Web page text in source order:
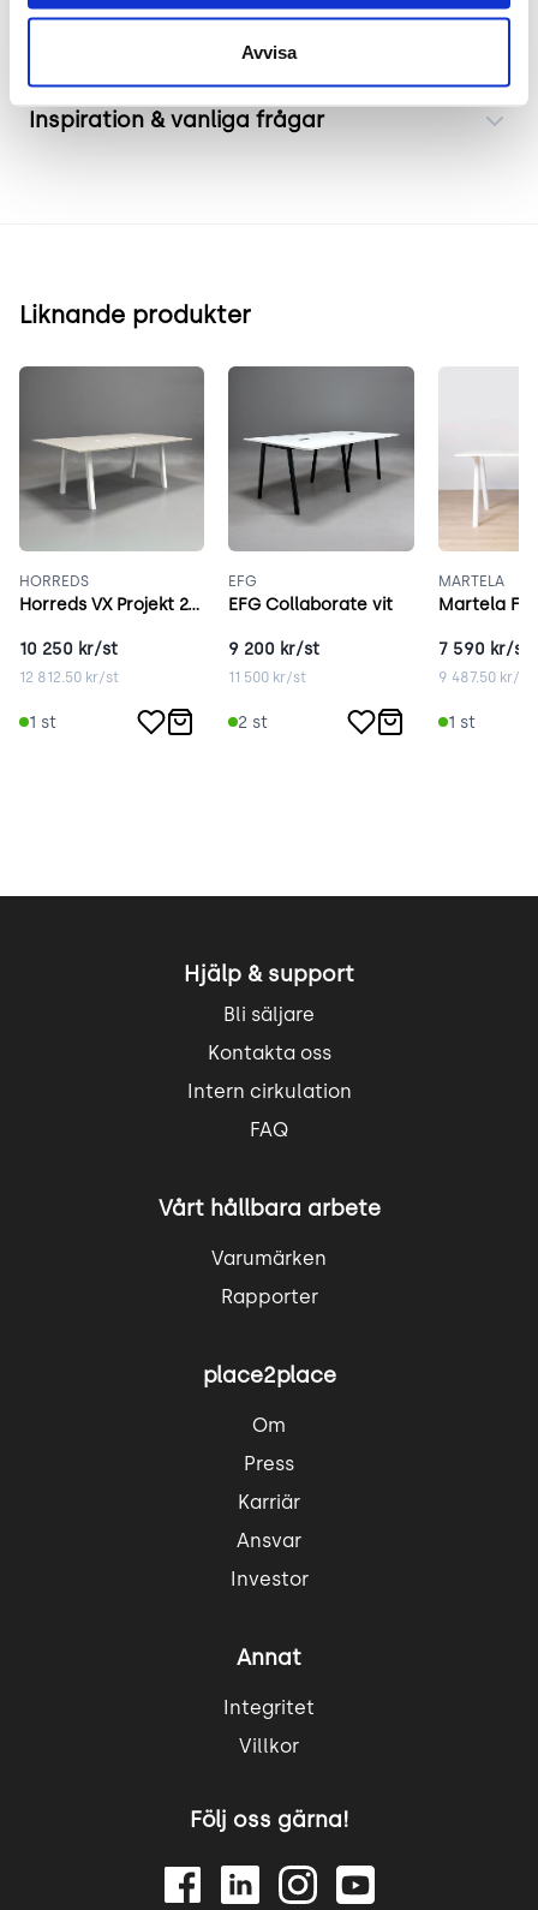
Avvisa
Frakt & leverans
Inspiration & vanliga frågar
Liknande produkter
HORREDS
Horreds VX Projekt 240x140 cm grå
10 250 kr/st
12 812.50 kr/st
1 st
EFG
EFG Collaborate vit
9 200 kr/st
11 500 kr/st
2 st
MARTELA
7 590 kr/st
9 487.50kr/st
1 st
Hjälp & support
Bli säljare
Kontakta oss
Intern cirkulation
FAQ
Vårt hållbara arbete
Varumärken
Rapporter
place2place
Om
Press
Karriär
Ansvar
Investor
Annat
Integritet
Villkor
Följ oss gärna!